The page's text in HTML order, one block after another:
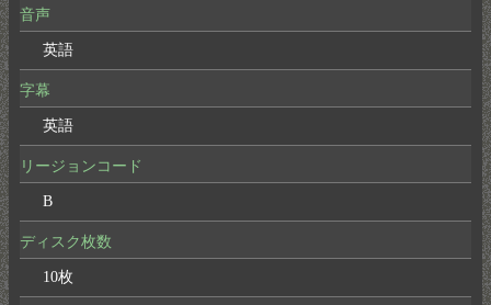
音声
英語
字幕
英語
リージョンコード
B
ディスク枚数
10枚